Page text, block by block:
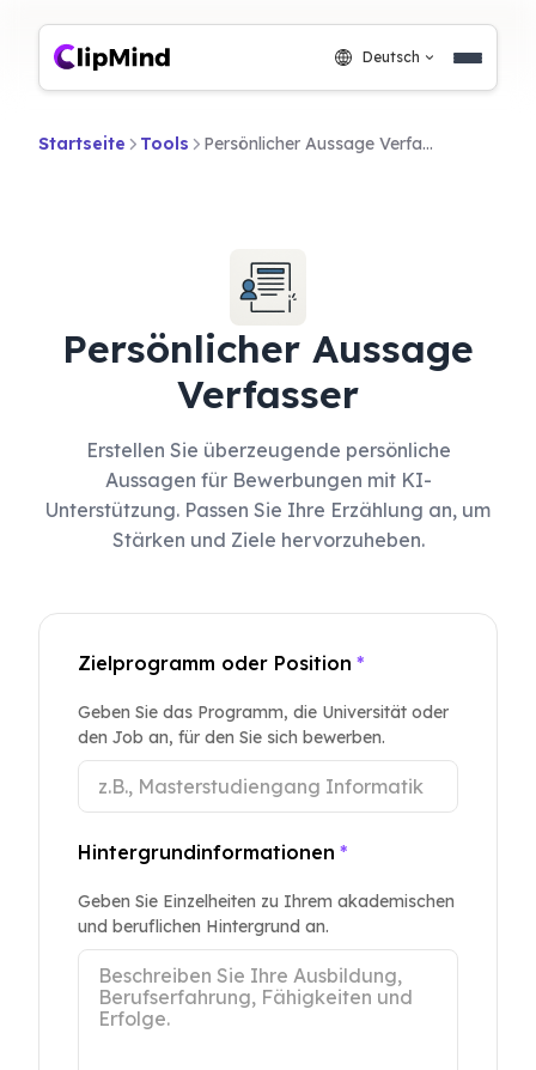
Deutsch
Startseite Tools Persönlicher Aussage Verfasser
Persönlicher Aussage
Verfasser
Erstellen Sie überzeugende persönliche
Aussagen für Bewerbungen mit KI-
Unterstützung. Passen Sie Ihre Erzählung an, um
Stärken und Ziele hervorzuheben.
Zielprogramm oder Position *
Geben Sie das Programm, die Universität oder
den Job an, für den Sie sich bewerben.
Hintergrundinformationen *
Geben Sie Einzelheiten zu Ihrem akademischen
und beruflichen Hintergrund an.